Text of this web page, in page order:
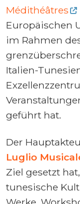
Médithéâtres
Europäischen
im Rahmen
Italien-
geführt hat.
Der
Luglio
Ziel gesetzt
tunesische